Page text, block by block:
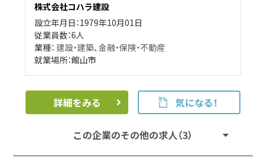
株式会社コハラ建設
設立年月日：1979年10月01日
従業員数：6人
業種：建設・建築、金融・保険・不動産
就業場所：館山市
詳細をみる 気になる！
この企業のその他の求人（3）